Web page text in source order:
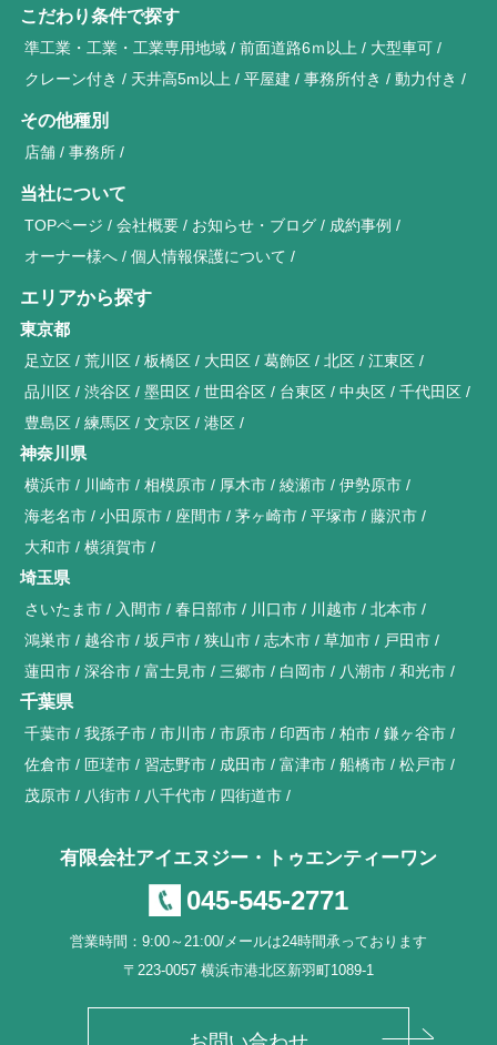
こだわり条件で探す
準工業・工業・工業専用地域 前面道路6ｍ以上
大型車可
クレーン付き
天井高5m以上 平屋建 事務所付き 動力付き
その他種別
店舗 事務所
当社について
TOPページ 会社概要 お知らせ・ブログ
成約事例
オーナー様へ
個人情報保護について
エリアから探す
東京都
足立区 荒川区 板橋区 大田区 葛飾区 北区
江東区
品川区
渋谷区 墨田区 世田谷区 台東区 中央区
千代田区
豊島区
練馬区 文京区 港区
神奈川県
横浜市 川崎市 相模原市 厚木市 綾瀬市
伊勢原市
海老名市
小田原市 座間市 茅ヶ崎市 平塚市
藤沢市
大和市
横須賀市
埼玉県
さいたま市 入間市 春日部市 川口市 川越市
北本市
鴻巣市
越谷市 坂戸市 狭山市 志木市 草加市
戸田市
蓮田市
深谷市 富士見市 三郷市 白岡市 八潮市 和光市
千葉県
千葉市 我孫子市 市川市 市原市 印西市 柏市
鎌ヶ谷市
佐倉市
匝瑳市 習志野市 成田市 富津市 船橋市
松戸市
茂原市
八街市 八千代市 四街道市
有限会社アイエヌジー・トゥエンティーワン
045-545-2771
営業時間：9:00～21:00/メールは24時間承っております
〒223-0057 横浜市港北区新羽町1089-1